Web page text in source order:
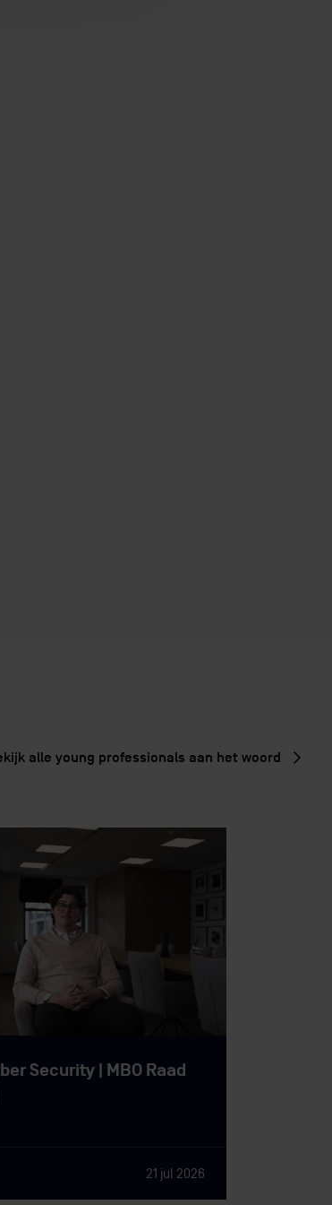
alle young professionals aan het woord
Security | MBO Raad
21 jul 2026